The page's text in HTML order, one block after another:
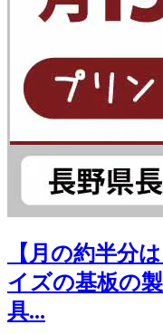
【月の約半分
イズの基板の
具...